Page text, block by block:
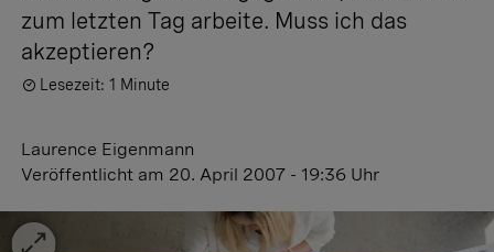
zum letzten Tag arbeite. Muss ich das
akzeptieren?
Lesezeit: 1 Minute
Laurence Eigenmann
Veröffentlicht am 20. April 2007 - 19:36 Uhr